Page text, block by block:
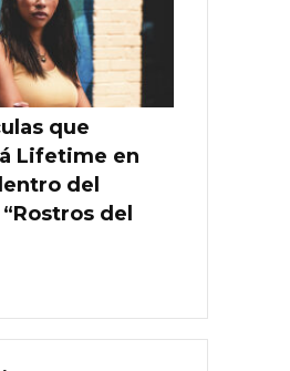
que
Lifetime en
del
del